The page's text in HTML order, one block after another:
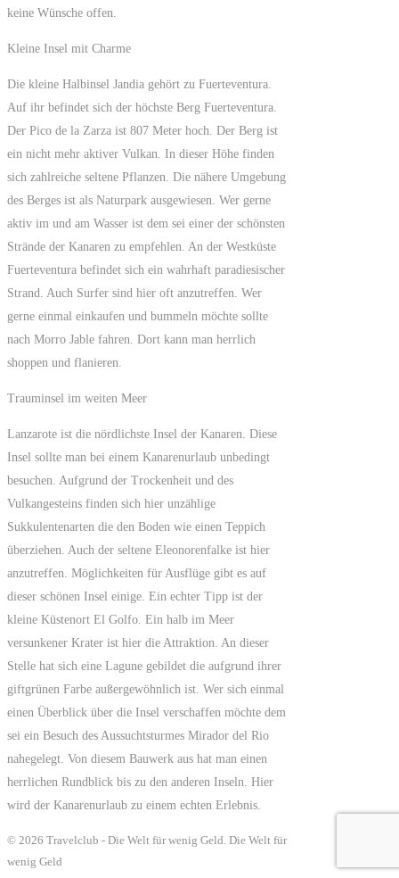
keine Wünsche offen.
Kleine Insel mit Charme
Die kleine Halbinsel Jandia gehört zu Fuerteventura.
Auf ihr befindet sich der höchste Berg Fuerteventura.
Der Pico de la Zarza ist 807 Meter hoch. Der Berg ist
ein nicht mehr aktiver Vulkan. In dieser Höhe finden
sich zahlreiche seltene Pflanzen. Die nähere Umgebung
des Berges ist als Naturpark ausgewiesen. Wer gerne
aktiv im und am Wasser ist dem sei einer der schönsten
Strände der Kanaren zu empfehlen. An der Westküste
Fuerteventura befindet sich ein wahrhaft paradiesischer
Strand. Auch Surfer sind hier oft anzutreffen. Wer
gerne einmal einkaufen und bummeln möchte sollte
nach Morro Jable fahren. Dort kann man herrlich
shoppen und flanieren.
Trauminsel im weiten Meer
Lanzarote ist die nördlichste Insel der Kanaren. Diese
Insel sollte man bei einem Kanarenurlaub unbedingt
besuchen. Aufgrund der Trockenheit und des
Vulkangesteins finden sich hier unzählige
Sukkulentenarten die den Boden wie einen Teppich
überziehen. Auch der seltene Eleonorenfalke ist hier
anzutreffen. Möglichkeiten für Ausflüge gibt es auf
dieser schönen Insel einige. Ein echter Tipp ist der
kleine Küstenort El Golfo. Ein halb im Meer
versunkener Krater ist hier die Attraktion. An dieser
Stelle hat sich eine Lagune gebildet die aufgrund ihrer
giftgrünen Farbe außergewöhnlich ist. Wer sich einmal
einen Überblick über die Insel verschaffen möchte dem
sei ein Besuch des Aussuchtsturmes Mirador del Rio
nahegelegt. Von diesem Bauwerk aus hat man einen
herrlichen Rundblick bis zu den anderen Inseln. Hier
wird der Kanarenurlaub zu einem echten Erlebnis.
© 2026 Travelclub - Die Welt für wenig Geld. Die Welt für
wenig Geld